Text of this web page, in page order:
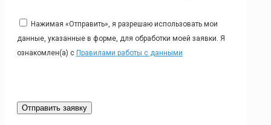
Нажимая «Отправить», я разрешаю использовать мои
данные, указанные в форме, для обработки моей заявки. Я
ознакомлен(а) с Правилами работы с данными